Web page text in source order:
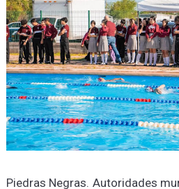
Piedras Negras. Autoridades